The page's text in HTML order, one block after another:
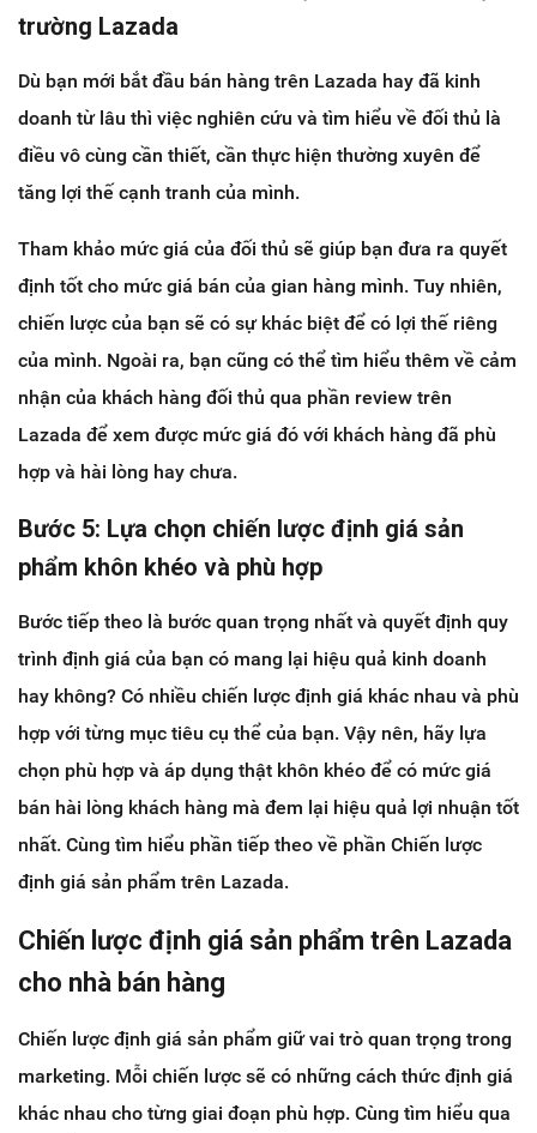
trường Lazada
Dù bạn mới bắt đầu bán hàng trên Lazada hay đã kinh
doanh từ lâu thì việc nghiên cứu và tìm hiểu về đối thủ là
điều vô cùng cần thiết, cần thực hiện thường xuyên để
tăng lợi thế cạnh tranh của mình.
Tham khảo mức giá của đối thủ sẽ giúp bạn đưa ra quyết
định tốt cho mức giá bán của gian hàng mình. Tuy nhiên,
chiến lược của bạn sẽ có sự khác biệt để có lợi thế riêng
của mình. Ngoài ra, bạn cũng có thể tìm hiểu thêm về cảm
nhận của khách hàng đối thủ qua phần review trên
Lazada để xem được mức giá đó với khách hàng đã phù
hợp và hài lòng hay chưa.
Bước 5: Lựa chọn chiến lược định giá sản
phẩm khôn khéo và phù hợp
Bước tiếp theo là bước quan trọng nhất và quyết định quy
trình định giá của bạn có mang lại hiệu quả kinh doanh
hay không? Có nhiều chiến lược định giá khác nhau và phù
hợp với từng mục tiêu cụ thể của bạn. Vậy nên, hãy lựa
chọn phù hợp và áp dụng thật khôn khéo để có mức giá
bán hài lòng khách hàng mà đem lại hiệu quả lợi nhuận tốt
nhất. Cùng tìm hiểu phần tiếp theo về phần Chiến lược
định giá sản phẩm trên Lazada.
Chiến lược định giá sản phẩm trên Lazada
cho nhà bán hàng
Chiến lược định giá sản phẩm giữ vai trò quan trọng trong
marketing. Mỗi chiến lược sẽ có những cách thức định giá
khác nhau cho từng giai đoạn phù hợp. Cùng tìm hiểu qua